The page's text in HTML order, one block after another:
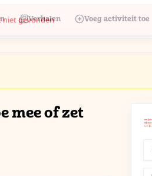
Verhalen Voeg activiteit toe
mee of zet